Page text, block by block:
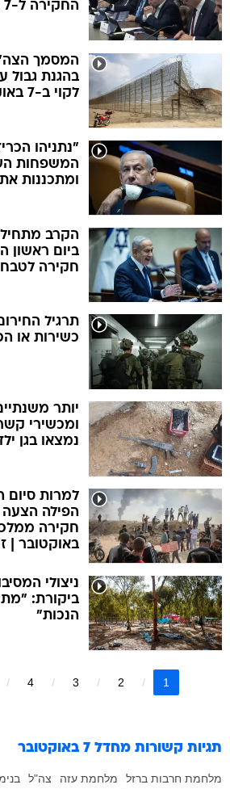
החקירה ל-7 באוקטובר
המסמך
בהגנת גבול
לקוי ב-7 באוקטובר - בגלל הזנחה
"נתניהו
המשפחות
ומתכננות
הקרב
ביום ראשון
חקירה לטבח 7 באוקטובר
תרגיל
כשירות או
יותר
ומכשירי
נמצאו בגן
למרות סיום
הפילה
באוקטובר |
ניצולי
ביקורת:
הנכות"
1
2
3
4
תגיות קשורות מחדל 7 באוקטובר
מלחמת חרבות ברזל מלחמת עזה צה"ל